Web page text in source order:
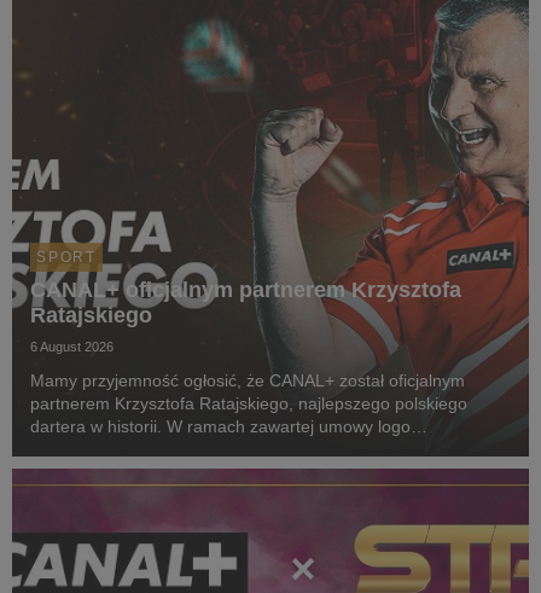
SPORT
CANAL+ oficjalnym partnerem Krzysztofa
Ratajskiego
6 August 2026
Mamy przyjemność ogłosić, że CANAL+ został oficjalnym
partnerem Krzysztofa Ratajskiego, najlepszego polskiego
dartera w historii. W ramach zawartej umowy logo
startowych naszego zawodnika podczas